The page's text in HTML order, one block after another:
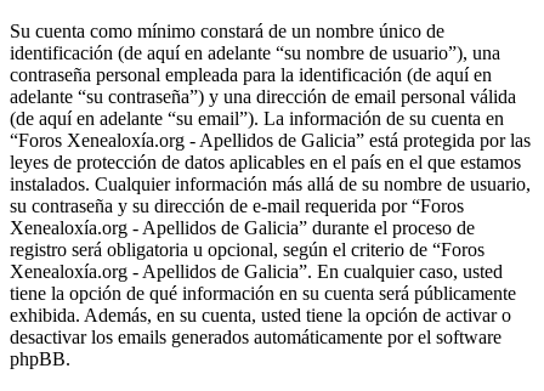
Su cuenta como mínimo constará de un nombre único de
identificación (de aquí en adelante “su nombre de usuario”), una
contraseña personal empleada para la identificación (de aquí en
adelante “su contraseña”) y una dirección de email personal válida
(de aquí en adelante “su email”). La información de su cuenta en
“Foros Xenealoxía.org - Apellidos de Galicia” está protegida por las
leyes de protección de datos aplicables en el país en el que estamos
instalados. Cualquier información más allá de su nombre de usuario,
su contraseña y su dirección de e-mail requerida por “Foros
Xenealoxía.org - Apellidos de Galicia” durante el proceso de
registro será obligatoria u opcional, según el criterio de “Foros
Xenealoxía.org - Apellidos de Galicia”. En cualquier caso, usted
tiene la opción de qué información en su cuenta será públicamente
exhibida. Además, en su cuenta, usted tiene la opción de activar o
desactivar los emails generados automáticamente por el software
phpBB.